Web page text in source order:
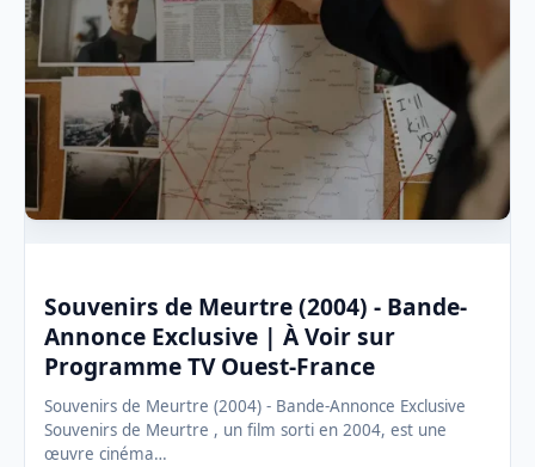
Souvenirs de Meurtre (2004) - Bande-
Annonce Exclusive | À Voir sur
Programme TV Ouest-France
Souvenirs de Meurtre (2004) - Bande-Annonce Exclusive
Souvenirs de Meurtre , un film sorti en 2004, est une
œuvre cinéma…